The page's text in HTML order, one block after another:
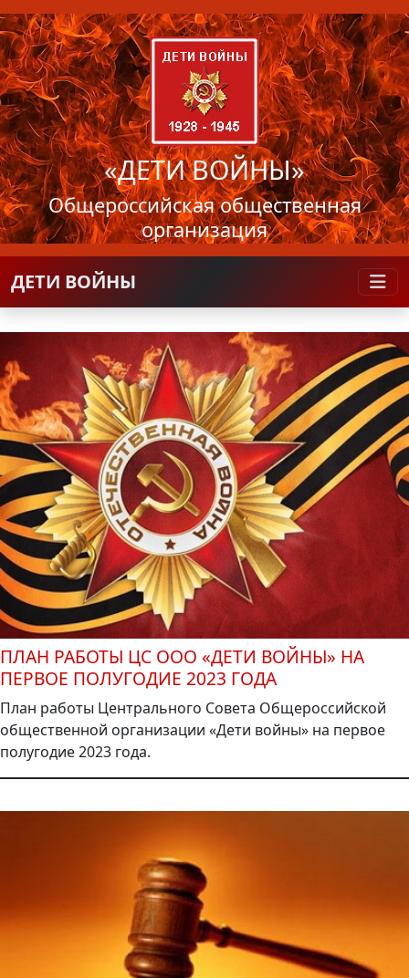
«ДЕТИ ВОЙНЫ»
Общероссийская общественная
организация
ДЕТИ ВОЙНЫ
ПЛАН РАБОТЫ ЦС ООО «ДЕТИ ВОЙНЫ» НА
ПЕРВОЕ ПОЛУГОДИЕ 2023 ГОДА
План работы Центрального Совета Общероссийской
общественной организации «Дети войны» на первое
полугодие 2023 года.